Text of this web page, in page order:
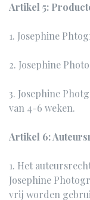
Artikel 5:
1. Josephine
2. Josephine
3. Josephine
van 4-6 weken.
Artikel 6:
1. Het
Josephine
vrij worden